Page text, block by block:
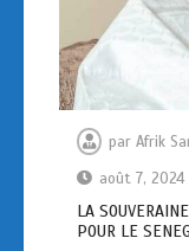
par Afrik
août 7, 2024
LA
POUR LE